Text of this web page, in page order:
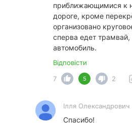
приближающимися к
дороге, кроме
организовано
сперва едет
автомобиль.
Відповісти
7
5 2
Ілля Олександрович
Спасибо!